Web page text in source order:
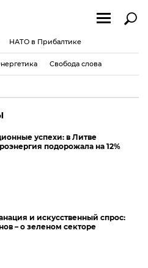
НАТО в Прибалтике
Свобода слова
успехи: в Литве
подорожала на 12%
и искусственный спрос:
– о зеленом секторе